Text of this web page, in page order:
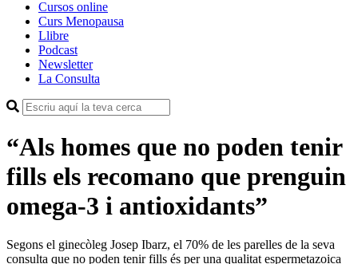
Cursos online
Curs Menopausa
Llibre
Podcast
Newsletter
La Consulta
“Als homes que no poden tenir
fills els recomano que prenguin
omega-3 i antioxidants”
Segons el ginecòleg Josep Ibarz, el 70% de les parelles de la seva
consulta que no poden tenir fills és per una qualitat espermetazoica